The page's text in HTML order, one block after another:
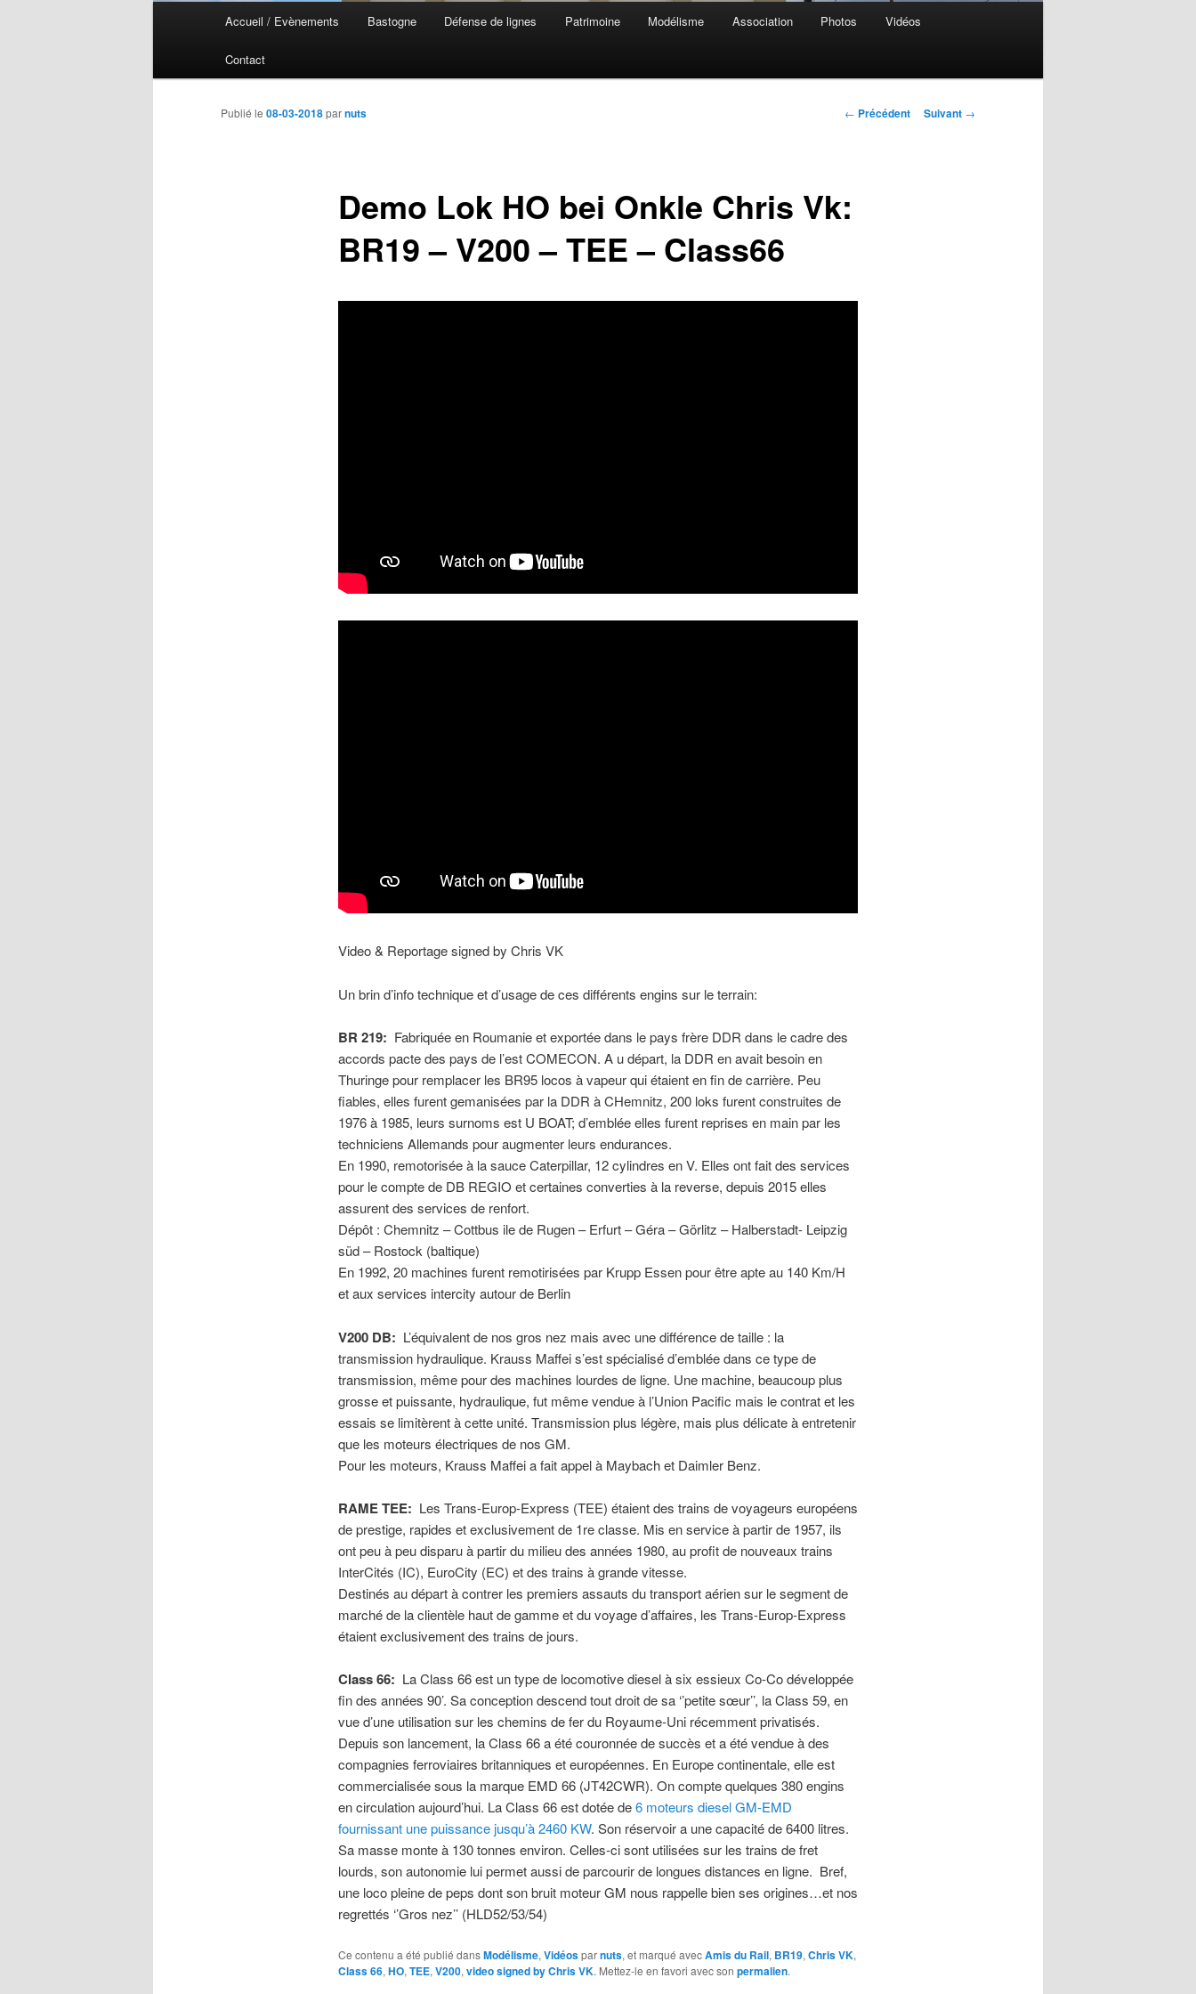
Aller
au
contenu
Aller
au
contenu
Accueil / Evènements Bastogne Défense de lignes Patrimoine Modélisme Association Photos Vidéos
Contact
Navigation
← Précédent Suivant →
Demo Lok HO bei Onkle Chris Vk:
BR19 – V200 – TEE – Class66
Publié le 08-03-2018parnuts
Video & Reportage signed by Chris VK
Un brin d’info technique et d’usage de ces différents engins sur le terrain:
BR 219: Fabriquée en Roumanie et exportée dans le pays frère DDR dans le cadre des
accords pacte des pays de l’est COMECON. A u départ, la DDR en avait besoin en
Thuringe pour remplacer les BR95 locos à vapeur qui étaient en fin de carrière. Peu
fiables, elles furent gemanisées par la DDR à CHemnitz, 200 loks furent construites de
1976 à 1985, leurs surnoms est U BOAT; d’emblée elles furent reprises en main par les
techniciens Allemands pour augmenter leurs endurances.
En 1990, remotorisée à la sauce Caterpillar, 12 cylindres en V. Elles ont fait des services
pour le compte de DB REGIO et certaines converties à la reverse, depuis 2015 elles
assurent des services de renfort.
Dépôt : Chemnitz – Cottbus ile de Rugen – Erfurt – Géra – Görlitz – Halberstadt- Leipzig
süd – Rostock (baltique)
En 1992, 20 machines furent remotirisées par Krupp Essen pour être apte au 140 Km/H
et aux services intercity autour de Berlin
V200 DB: L’équivalent de nos gros nez mais avec une différence de taille : la
transmission hydraulique. Krauss Maffei s’est spécialisé d’emblée dans ce type de
transmission, même pour des machines lourdes de ligne. Une machine, beaucoup plus
grosse et puissante, hydraulique, fut même vendue à l’Union Pacific mais le contrat et les
essais se limitèrent à cette unité. Transmission plus légère, mais plus délicate à entretenir
que les moteurs électriques de nos GM.
Pour les moteurs, Krauss Maffei a fait appel à Maybach et Daimler Benz.
RAME TEE: Les Trans-Europ-Express (TEE) étaient des trains de voyageurs européens
de prestige, rapides et exclusivement de 1re classe. Mis en service à partir de 1957, ils
ont peu à peu disparu à partir du milieu des années 1980, au profit de nouveaux trains
InterCités (IC), EuroCity (EC) et des trains à grande vitesse.
Destinés au départ à contrer les premiers assauts du transport aérien sur le segment de
marché de la clientèle haut de gamme et du voyage d’affaires, les Trans-Europ-Express
étaient exclusivement des trains de jours.
Class 66: La Class 66 est un type de locomotive diesel à six essieux Co-Co développée
fin des années 90’. Sa conception descend tout droit de sa ‘’petite sœur’’, la Class 59, en
vue d’une utilisation sur les chemins de fer du Royaume-Uni récemment privatisés.
Depuis son lancement, la Class 66 a été couronnée de succès et a été vendue à des
compagnies ferroviaires britanniques et européennes. En Europe continentale, elle est
commercialisée sous la marque EMD 66 (JT42CWR). On compte quelques 380 engins
en circulation aujourd’hui. La Class 66 est dotée de6 moteurs diesel GM-EMD
fournissant une puissance jusqu’à 2460 KW. Son réservoir a une capacité de 6400 litres.
Sa masse monte à 130 tonnes environ. Celles-ci sont utilisées sur les trains de fret
lourds, son autonomie lui permet aussi de parcourir de longues distances en ligne. Bref,
une loco pleine de peps dont son bruit moteur GM nous rappelle bien ses origines…et nos
regrettés ‘’Gros nez’’ (HLD52/53/54)
Ce contenu a été publié dansModélisme, Vidéosparnuts, et marqué avecAmis du Rail, BR19, Chris VK,
Class 66, HO, TEE, V200, video signed by Chris VK. Mettez-le en favori avec son permalien.